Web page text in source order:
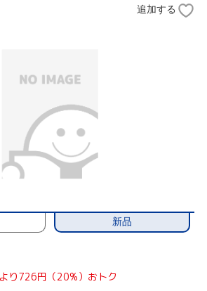
追加する
新品
り726円（20%）おトク